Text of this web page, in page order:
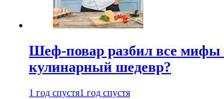
Шеф-повар разбил все мифы
кулинарный шедевр?
1 год спустя1 год спустя